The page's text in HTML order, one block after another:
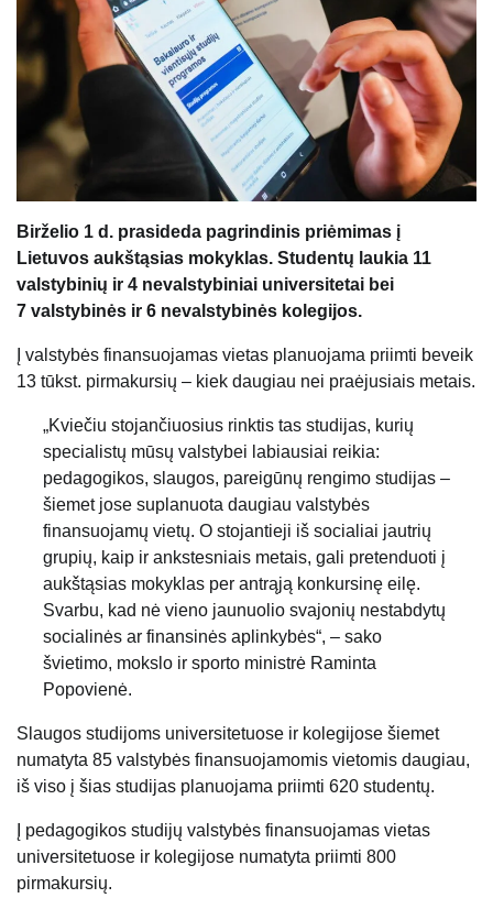
Birželio 1 d. prasideda pagrindinis priėmimas į
Lietuvos aukštąsias mokyklas. Studentų laukia 11
valstybinių ir 4 nevalstybiniai universitetai bei
7 valstybinės ir 6 nevalstybinės kolegijos.
Į valstybės finansuojamas vietas planuojama priimti beveik
13 tūkst. pirmakursių – kiek daugiau nei praėjusiais metais.
„Kviečiu stojančiuosius rinktis tas studijas, kurių
specialistų mūsų valstybei labiausiai reikia:
pedagogikos, slaugos, pareigūnų rengimo studijas –
šiemet jose suplanuota daugiau valstybės
finansuojamų vietų. O stojantieji iš socialiai jautrių
grupių, kaip ir ankstesniais metais, gali pretenduoti į
aukštąsias mokyklas per antrąją konkursinę eilę.
Svarbu, kad nė vieno jaunuolio svajonių nestabdytų
socialinės ar finansinės aplinkybės“, – sako
švietimo, mokslo ir sporto ministrė Raminta
Popovienė.
Slaugos studijoms universitetuose ir kolegijose šiemet
numatyta 85 valstybės finansuojamomis vietomis daugiau,
iš viso į šias studijas planuojama priimti 620 studentų.
Į pedagogikos studijų valstybės finansuojamas vietas
universitetuose ir kolegijose numatyta priimti 800
pirmakursių.